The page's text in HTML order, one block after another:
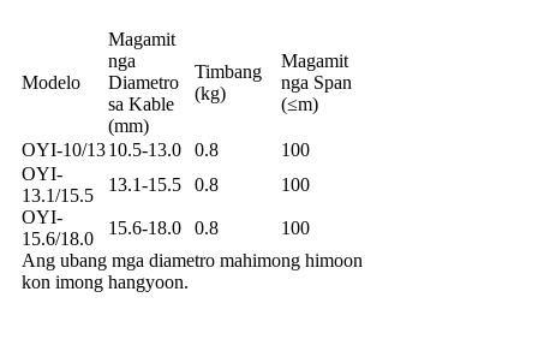
Modelo
Magamit
nga
Diametro
sa Kable
(mm)
Timbang
(kg)
Magamit
nga Span
(≤m)
OYI-10/1310.5-13.0 0.8
100
OYI-
13.1/15.5
13.1-15.5 0.8
100
OYI-
15.6/18.0
15.6-18.0 0.8
100
Ang ubang mga diametro mahimong himoon
kon imong hangyoon.